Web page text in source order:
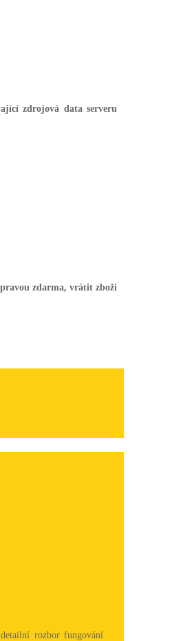
zdrojová data serveru
zdarma, vrátit zboží
rozbor fungování